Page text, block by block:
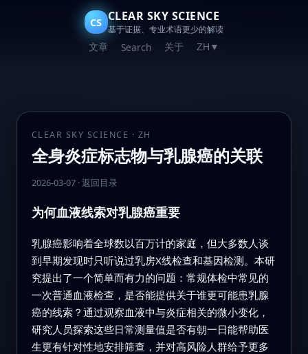
CS CLEAR SKY SCIENCE
基于证据、专业术语更少的解读
文章 Search 关于 ZH ▼
CLEAR SKY SCIENCE · ZH
全身炎症标志物与乳腺癌的关联
2026-03-07· 返回目录
为何血液线索对乳腺癌重要
乳腺癌影响着全球数以百万计的家庭，但大多数人谈
到早期发现时只听说过乳房X线检查和基因检测。本研
究提出了一个简单而有力的问题：常规体检中常见的
一次普通血液检查，是否能提供关于谁更可能患乳腺
癌的线索？通过观察血液中与炎症相关的微小变化，
研究人员探索这些日常测量值是否有朝一日能帮助医
生更有针对性地安排筛查，并对高风险人群给予更多